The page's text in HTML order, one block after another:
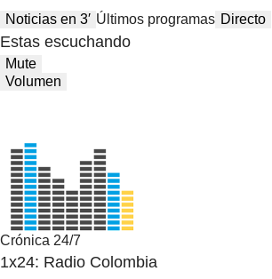
Noticias en 3′ Últimos programas Directo
Estas escuchando
Mute
Volumen
Crónica 24/7
1x24: Radio Colombia